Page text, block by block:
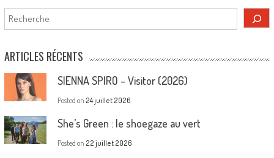
Rechercher
ARTICLES RÉCENTS
SIENNA SPIRO – Visitor (2026)
Posted on 24 juillet 2026
She’s Green : le shoegaze au vert
Posted on 22 juillet 2026